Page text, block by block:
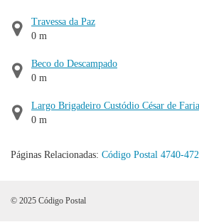
Travessa da Paz
0 m
Beco do Descampado
0 m
Largo Brigadeiro Custódio César de
0 m
Páginas Relacionadas: Código Postal 4740-472
© 2025 Código Postal